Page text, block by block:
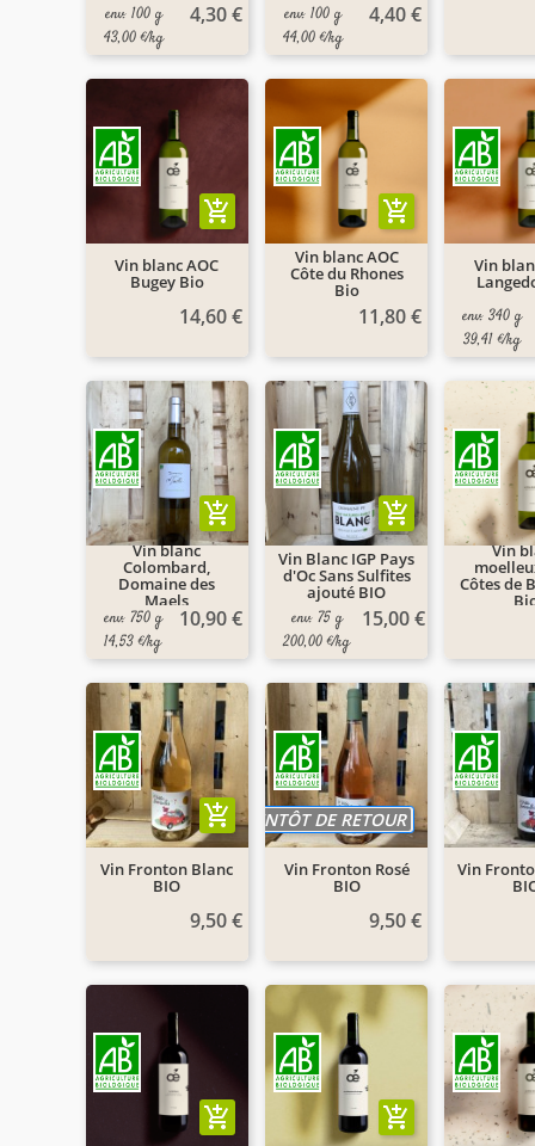
env. 100 g
43,00 €/kg
4,30 €
env. 100 g
44,00 €/kg
4,40 €
Vin blanc AOC
Bugey Bio
add_shopping_cart
14,60 €
Vin blanc AOC
Côte du Rhones
Bio
add_shopping_cart
11,80 €
Vin
env. 340 g
39,41 €/kg
Vin blanc
Colombard,
Domaine des
Maels
add_shopping_cart
env. 750 g
14,53 €/kg
10,90 €
Vin Blanc IGP Pays
d'Oc Sans Sulfites
ajouté BIO
add_shopping_cart
env. 75 g
200,00 €/kg
15,00 €
Vin
Côtes de
Vin Fronton Blanc
BIO
add_shopping_cart
9,50 €
Vin Fronton Rosé
BIO
BIENTÔT DE RETOUR
9,50 €
Vin
add_shopping_cart add_shopping_cart